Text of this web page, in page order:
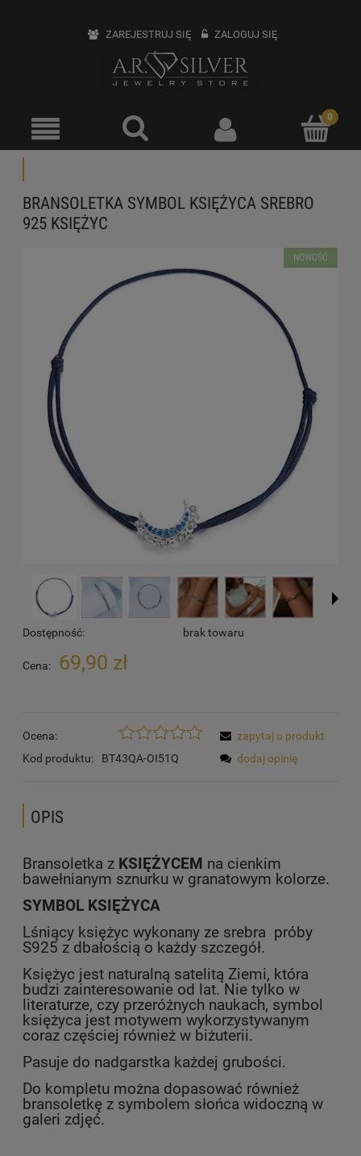
ZAREJESTRUJ SIĘ ZALOGUJ SIĘ
BRANSOLETKA SYMBOL KSIĘŻYCA SREBRO
925 KSIĘŻYC
NOWOŚĆ
Dostępność: brak towaru
Cena: 69,90 zł
Ocena:
Kod produktu:
BT43QA-OI51Q
zapytaj o produkt
dodaj opinię
OPIS
Bransoletka z KSIĘŻYCEM na cienkim
bawełnianym sznurku w granatowym kolorze.
SYMBOL KSIĘŻYCA
Lśniący księżyc wykonany ze srebra próby
S925 z dbałością o każdy szczegół.
Księżyc jest naturalną satelitą Ziemi, która
budzi zainteresowanie od lat. Nie tylko w
literaturze, czy przeróżnych naukach, symbol
księżyca jest motywem wykorzystywanym
coraz częściej również w biżuterii.
Pasuje do nadgarstka każdej grubości.
Do kompletu można dopasować również
bransoletkę z symbolem słońca widoczną w
galeri zdjęć.